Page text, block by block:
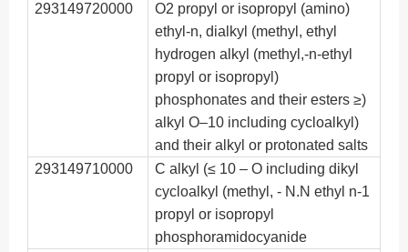
293149720000
O2 propyl or isopropyl (amino)
ethyl-n, dialkyl (methyl, ethyl
hydrogen alkyl (methyl,-n-ethyl
propyl or isopropyl)
phosphonates and their esters ≥)
alkyl O–10 including cycloalkyl)
and their alkyl or protonated salts
293149710000
C alkyl (≤ 10 – O including dikyl
cycloalkyl (methyl, - N.N ethyl n-1
propyl or isopropyl
phosphoramidocyanide